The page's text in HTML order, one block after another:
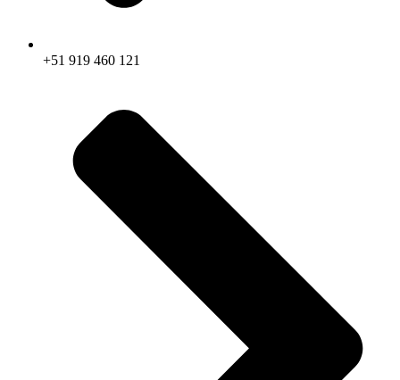
+51 919 460 121